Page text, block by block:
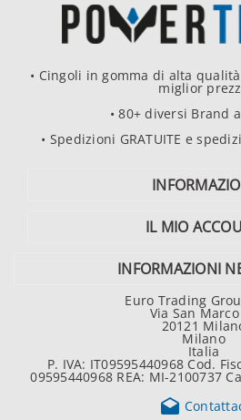
• Cingoli in gomma di alta
miglior
• 80+ diversi Brand
• Spedizioni GRATUITE e
IL MIO
INFORMAZIONI
Euro Trading
Via San
20121
Milano
Italia
P. IVA: IT09595440968 Cod.
09595440968 REA: MI-2100737
